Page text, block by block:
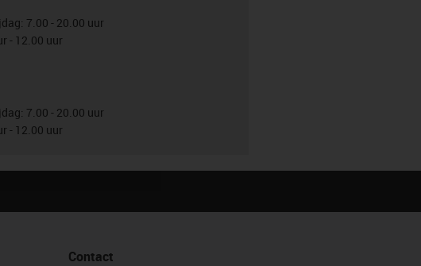
7.00 - 20.00 uur
- 12.00 uur
7.00 - 20.00 uur
- 12.00 uur
Contact